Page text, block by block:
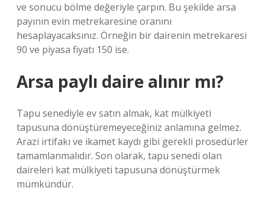
ve sonucu bölme değeriyle çarpın. Bu şekilde arsa
payının evin metrekaresine oranını
hesaplayacaksınız. Örneğin bir dairenin metrekaresi
90 ve piyasa fiyatı 150 ise.
Arsa paylı daire alınır mı?
Tapu senediyle ev satın almak, kat mülkiyeti
tapusuna dönüştüremeyeceğiniz anlamına gelmez.
Arazi irtifakı ve ikamet kaydı gibi gerekli prosedürler
tamamlanmalıdır. Son olarak, tapu senedi olan
daireleri kat mülkiyeti tapusuna dönüştürmek
mümkündür.